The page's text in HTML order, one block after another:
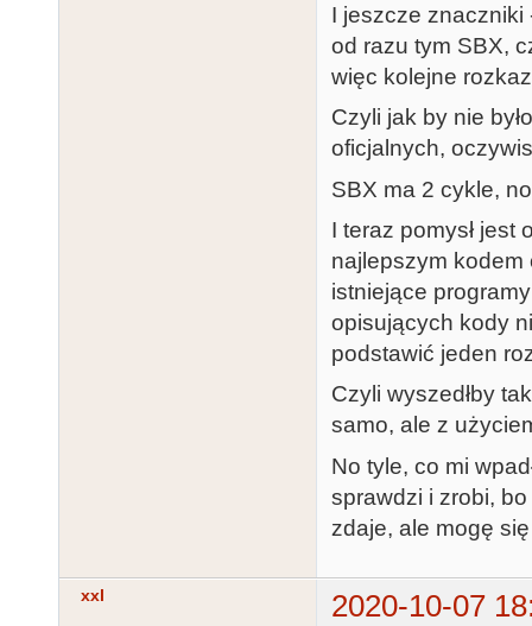
I jeszcze znaczniki
od razu tym SBX,
więc kolejne
Czyli jak by nie
oficjalnych,
SBX ma 2 cykle,
I teraz pomysł jest
najlepszym kodem
istniejące
opisujących kody
podstawić jeden
Czyli wyszedłby
samo, ale z
No tyle, co mi
sprawdzi i zrobi,
zdaje, ale mogę
xxl 2020-10-07